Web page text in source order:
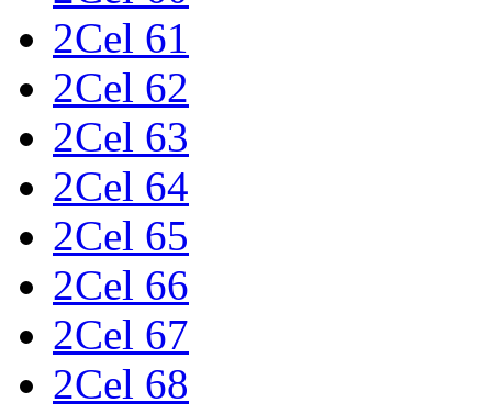
2Cel 61
2Cel 62
2Cel 63
2Cel 64
2Cel 65
2Cel 66
2Cel 67
2Cel 68